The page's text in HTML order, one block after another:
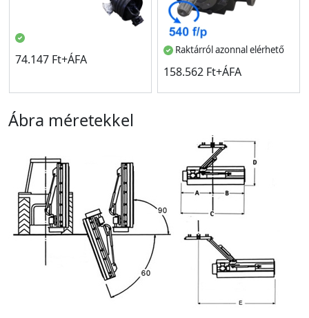
74.147 Ft+ÁFA
Raktárról azonnal elérhető
158.562 Ft+ÁFA
Ábra méretekkel